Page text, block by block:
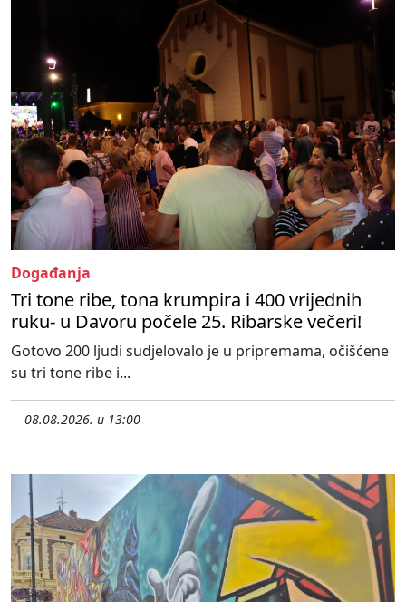
Događanja
Tri tone ribe, tona krumpira i 400 vrijednih
ruku- u Davoru počele 25. Ribarske večeri!
Gotovo 200 ljudi sudjelovalo je u pripremama, očišćene
su tri tone ribe i...
08.08.2026. u 13:00